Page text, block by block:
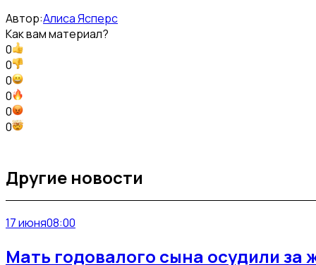
Автор:Алиса Ясперс
Как вам материал?
0
0
0
0
0
0
Другие новости
17 июня08:00
Мать годовалого сына осудили за